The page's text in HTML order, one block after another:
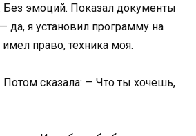
Без эмоций. Показал документы
да, я установил программу на
право, техника моя.
Потом сказала: — Что ты хочешь,